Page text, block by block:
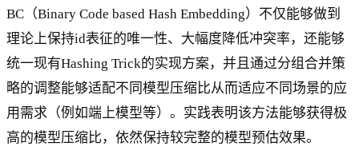
BC（Binary Code based Hash Embedding）不仅能够做到
理论上保持id表征的唯一性、大幅度降低冲突率，还能够
统一现有Hashing Trick的实现方案，并且通过分组合并策
略的调整能够适配不同模型压缩比从而适应不同场景的应
用需求（例如端上模型等）。实践表明该方法能够获得极
高的模型压缩比，依然保持较完整的模型预估效果。